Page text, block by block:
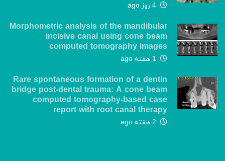
4 روز ago
Morphometric analysis of the mandibular
incisive canal using cone beam
computed tomography images
1 هفته ago
Rare spontaneous formation of a dentin
bridge post-dental trauma: A cone beam
computed tomography-based case
report with root canal therapy
2 هفته ago